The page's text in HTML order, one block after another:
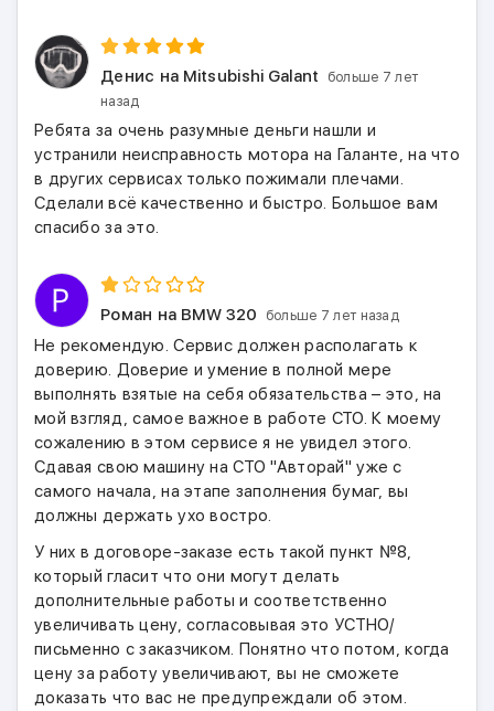
Денис на Mitsubishi Galant
больше 7 лет
назад
Ребята за очень разумные деньги нашли и
устранили неисправность мотора на Галанте, на что
в других сервисах только пожимали плечами.
Сделали всё качественно и быстро. Большое вам
спасибо за это.
Роман на BMW 320 больше 7 лет назад
Не рекомендую. Сервис должен располагать к
доверию. Доверие и умение в полной мере
выполнять взятые на себя обязательства – это, на
мой взгляд, самое важное в работе СТО. К моему
сожалению в этом сервисе я не увидел этого.
Сдавая свою машину на СТО "Авторай" уже с
самого начала, на этапе заполнения бумаг, вы
должны держать ухо востро.
У них в договоре-заказе есть такой пункт №8,
который гласит что они могут делать
дополнительные работы и соответственно
увеличивать цену, согласовывая это УСТНО/
письменно с заказчиком. Понятно что потом, когда
цену за работу увеличивают, вы не сможете
доказать что вас не предупреждали об этом.